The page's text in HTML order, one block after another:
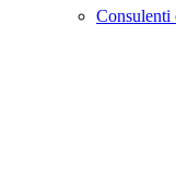
Consulenti